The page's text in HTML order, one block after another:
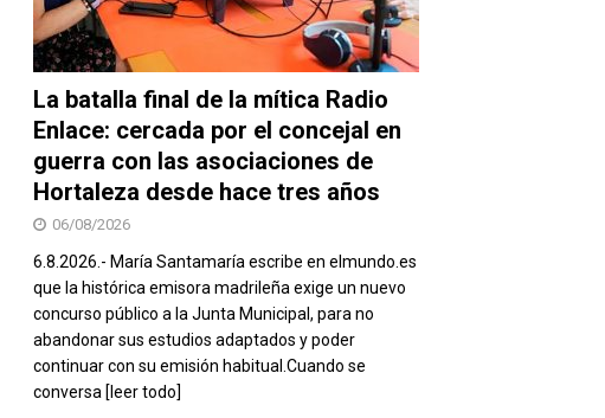
La batalla final de la mítica Radio
Enlace: cercada por el concejal en
guerra con las asociaciones de
Hortaleza desde hace tres años
06/08/2026
6.8.2026.- María Santamaría escribe en elmundo.es
que la histórica emisora madrileña exige un nuevo
concurso público a la Junta Municipal, para no
abandonar sus estudios adaptados y poder
continuar con su emisión habitual.Cuando se
conversa [leer todo]